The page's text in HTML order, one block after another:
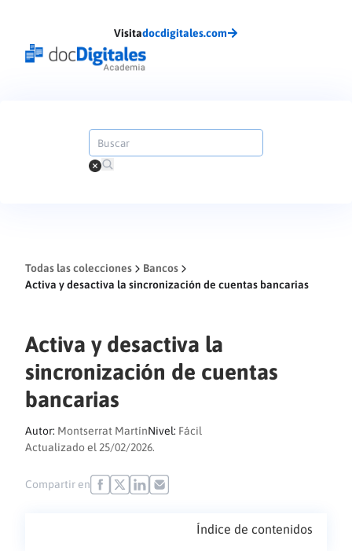
Visitadocdigitales.com
Todas las colecciones
Bancos
Activa y desactiva la sincronización de cuentas bancarias
Activa y desactiva la
sincronización de cuentas
bancarias
Autor: Montserrat MartínNivel: Fácil
Actualizado el 25/02/2026.
Compartir en
Índice de contenidos